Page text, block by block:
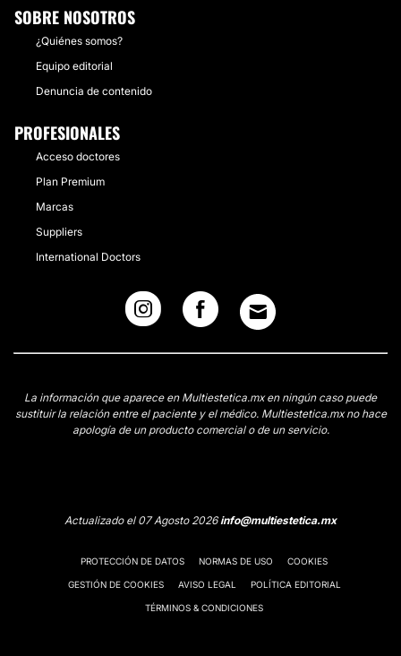
SOBRE NOSOTROS
¿Quiénes somos?
Equipo editorial
Denuncia de contenido
PROFESIONALES
Acceso doctores
Plan Premium
Marcas
Suppliers
International Doctors
La información que aparece en Multiestetica.mx en ningún caso puede
sustituir la relación entre el paciente y el médico. Multiestetica.mx no hace
apología de un producto comercial o de un servicio.
Actualizado el 07 Agosto 2026info@multiestetica.mx
PROTECCIÓN DE DATOS NORMAS DE USO COOKIES
GESTIÓN DE COOKIES AVISO LEGAL POLÍTICA EDITORIAL
TÉRMINOS & CONDICIONES